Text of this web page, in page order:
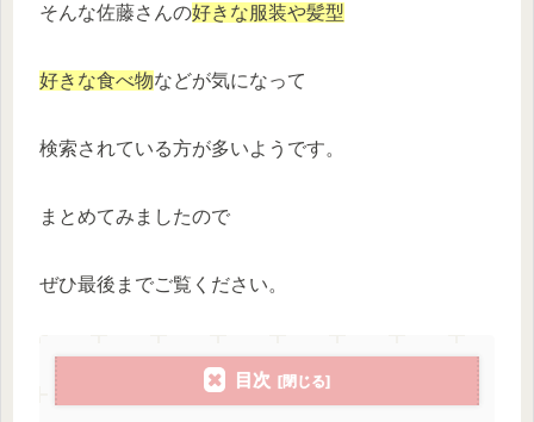
そんな佐藤さんの好きな服装や髪型
好きな食べ物などが気になって
検索されている方が多いようです。
まとめてみましたので
ぜひ最後までご覧ください。
目次